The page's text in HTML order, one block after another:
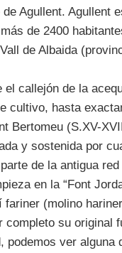
Agullent. Agullent
de 2400
de Albaida
el callejón de la
cultivo, hasta
Bertomeu (S.XV-
y sostenida por
de la antigua
en la “Font
fariner (molino
completo su original
podemos ver alguna